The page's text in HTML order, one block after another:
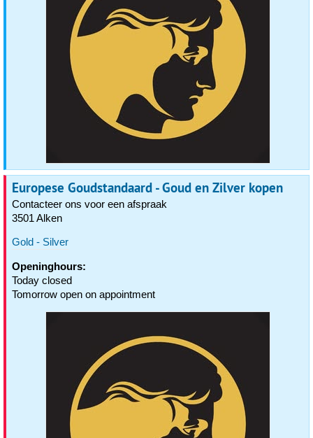
Europese Goudstandaard - Goud en Zilver kopen
Contacteer ons voor een afspraak
3501 Alken
Gold - Silver
Openinghours:
Today closed
Tomorrow open on appointment